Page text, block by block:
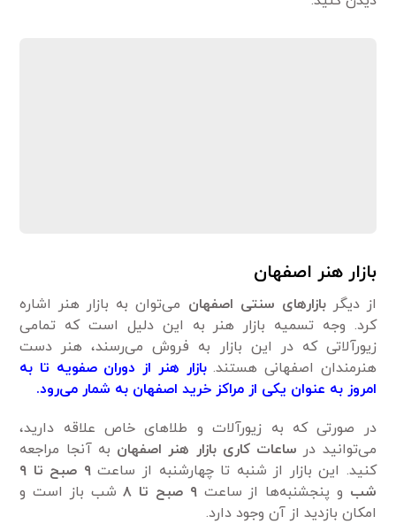
بازار هنر اصفهان
از دیگربازارهای سنتی اصفهان می‌توان به بازار هنر اشاره
کرد. وجه تسمیه بازار هنر به این دلیل است که تمامی
زیورآلاتی که در این بازار به فروش می‌رسند، هنر دست
هنرمندان اصفهانی هستند.بازار هنر از دوران صفویه تا به
امروز به عنوان یکی از مراکز خرید اصفهان به شمار می‌رود.
در صورتی که به زیورآلات و طلاهای خاص علاقه دارید،
می‌توانید در ساعات کاری بازار هنر اصفهان به آنجا مراجعه
کنید. این بازار از شنبه تا چهارشنبه از ساعت۹ صبح تا ۹
شب و پنجشنبه‌ها از ساعت۹ صبح تا ۸شب باز است و
امکان بازدید از آن وجود دارد.